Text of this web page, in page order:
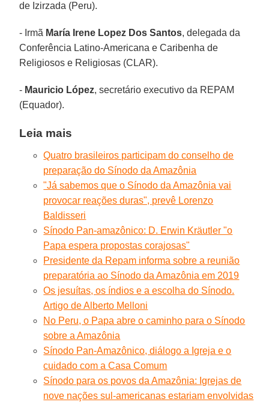
de Izirzada (Peru).
- Irmã María Irene Lopez Dos Santos, delegada da
Conferência Latino-Americana e Caribenha de
Religiosos e Religiosas (CLAR).
- Mauricio López, secretário executivo da REPAM
(Equador).
Leia mais
Quatro brasileiros participam do conselho de
preparação do Sínodo da Amazônia
"Já sabemos que o Sínodo da Amazônia vai
provocar reações duras", prevê Lorenzo
Baldisseri
Sínodo Pan-amazônico: D. Erwin Kräutler "o
Papa espera propostas corajosas"
Presidente da Repam informa sobre a reunião
preparatória ao Sínodo da Amazônia em 2019
Os jesuítas, os índios e a escolha do Sínodo.
Artigo de Alberto Melloni
No Peru, o Papa abre o caminho para o Sínodo
sobre a Amazônia
Sínodo Pan-Amazônico, diálogo a Igreja e o
cuidado com a Casa Comum
Sínodo para os povos da Amazônia: Igrejas de
nove nações sul-americanas estariam envolvidas